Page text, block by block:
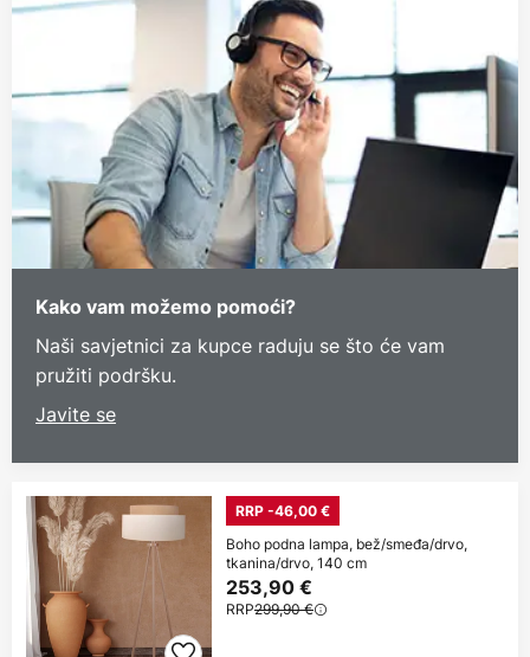
Kako vam možemo pomoći?
Naši savjetnici za kupce raduju se što će vam
pružiti podršku.
Javite se
RRP -46,00 €
Boho podna lampa, bež/smeđa/drvo,
tkanina/drvo, 140 cm
253,90 €
RRP299,90 €